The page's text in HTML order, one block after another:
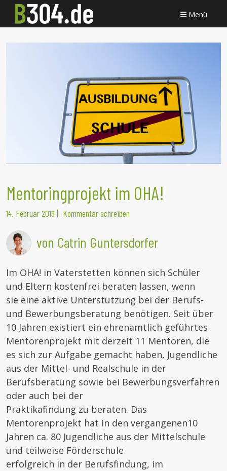
Menü
Mentoringprojekt im OHA!
14. Februar 2019 | Kommentar schreiben
von Catrin Guntersdorfer
Im OHA! in Vaterstetten können sich Schüler
und Eltern kostenfrei beraten lassen, wenn
sie eine aktive Unterstützung bei der Berufs-
und Bewerbungsberatung benötigen. Seit über
10 Jahren existiert ein ehrenamtlich geführtes
Mentorenprojekt mit derzeit 11 Mentoren, die
es sich zur Aufgabe gemacht haben, Jugendliche
aus der Mittel- und Realschule in der
Berufsberatung sowie bei Bewerbungsverfahren
oder auch bei der
Praktikafindung zu beraten. Das
Mentorenprojekt hat in den vergangenen10
Jahren ca. 80 Jugendliche aus der Mittelschule
und teilweise Förderschule
erfolgreich in der Berufsfindung, im